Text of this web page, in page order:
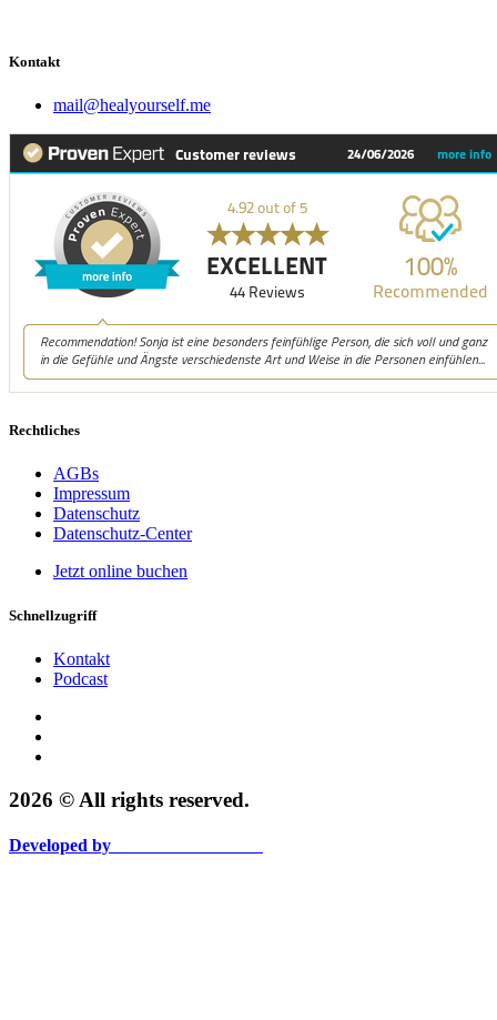
Kontakt
mail@healyourself.me
Rechtliches
AGBs
Impressum
Datenschutz
Datenschutz-Center
Jetzt online buchen
Schnellzugriff
Kontakt
Podcast
2026 © All rights reserved.
Developed by